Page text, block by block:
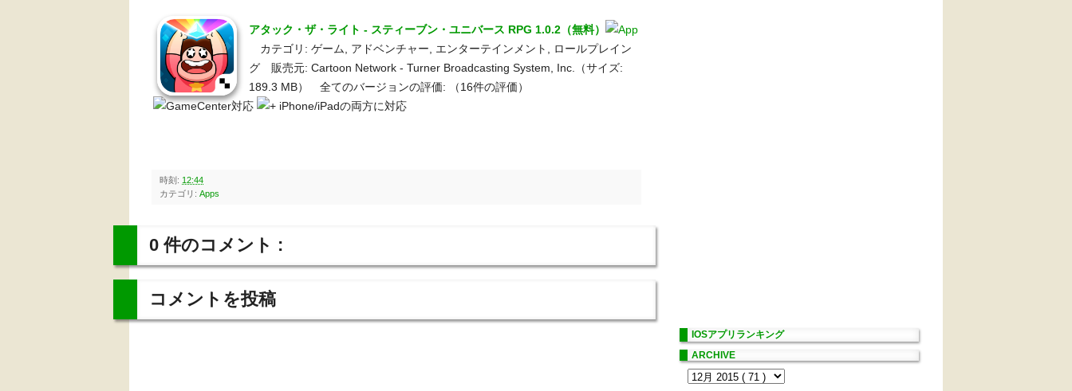
アタック・ザ・ライト - スティーブン・ユニバース RPG 1.0.2（無料）
カテゴリ: ゲーム, アドベンチャー, エンターテインメント, ロールプレイン
グ 販売元: Cartoon Network - Turner Broadcasting System, Inc.（サイズ:
189.3 MB） 全てのバージョンの評価:
（16件の評価）
iPhone/iPadの両方に対応
時刻: 12:44
カテゴリ: Apps
0 件のコメント :
コメントを投稿
IOSアプリランキング
ARCHIVE